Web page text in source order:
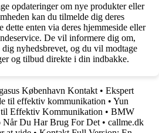
opdateringer om nye produkter eller
kan du tilmelde dig deres
dette enten via deres hjemmeside eller
De vil informere dig om,
nyhedsbrevet, og du vil modtage
og tilbud direkte i din indbakke.
København Kontakt • Ekspert
til effektiv kommunikation • Yun
Effektiv Kommunikation • BMW
Du Har Brug For Det • callme.dk